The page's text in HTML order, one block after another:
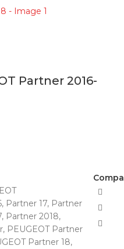
Partner 2016-
, Partner 17, Partner
, Partner 2018,
, PEUGEOT Partner
Partner 18,